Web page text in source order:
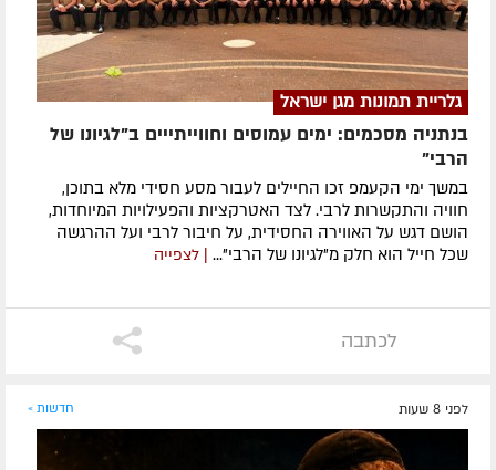
גלריית תמונות מגן ישראל
בנתניה מסכמים: ימים עמוסים וחווייתייים ב"לגיונו של
הרבי"
במשך ימי הקעמפ זכו החיילים לעבור מסע חסידי מלא בתוכן,
חוויה והתקשרות לרבי. לצד האטרקציות והפעילויות המיוחדות,
הושם דגש על האווירה החסידית, על חיבור לרבי ועל ההרגשה
שכל חייל הוא חלק מ"לגיונו של הרבי"...
| לצפייה
לכתבה
לפני 8 שעות חדשות »